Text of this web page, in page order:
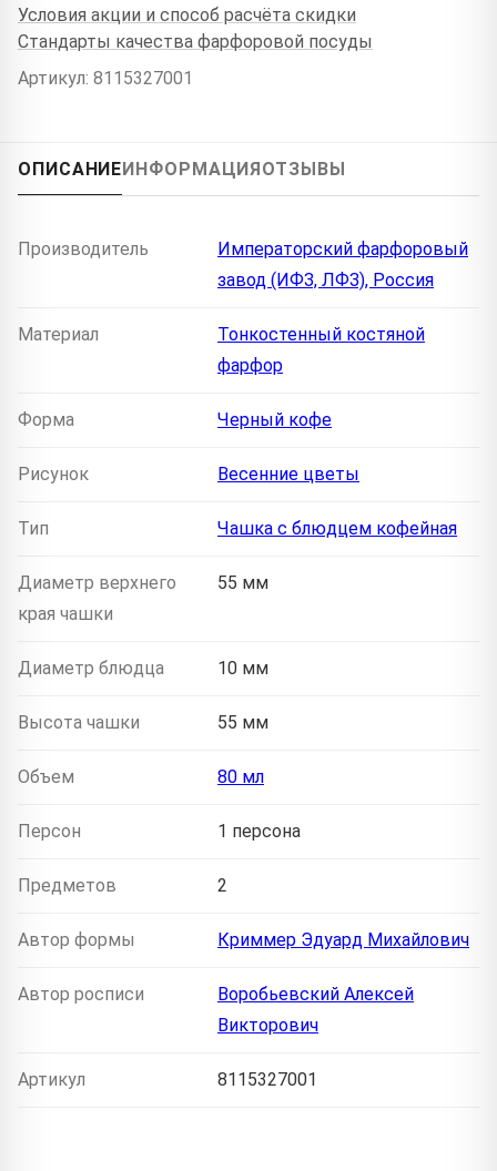
Условия акции и способ расчёта скидки
Стандарты качества фарфоровой посуды
Артикул: 8115327001
ОПИСАНИЕ ИНФОРМАЦИЯ ОТЗЫВЫ
Производитель
Императорский фарфоровый
завод (ИФЗ, ЛФЗ), Россия
Материал
Тонкостенный костяной
фарфор
Форма Черный кофе
Рисунок Весенние цветы
Тип Чашка с блюдцем кофейная
Диаметр верхнего
края чашки
55 мм
Диаметр блюдца 10 мм
Высота чашки 55 мм
Объем 80 мл
Персон 1 персона
Предметов 2
Автор формы Криммер Эдуард Михайлович
Автор росписи
Воробьевский Алексей
Викторович
Артикул 8115327001